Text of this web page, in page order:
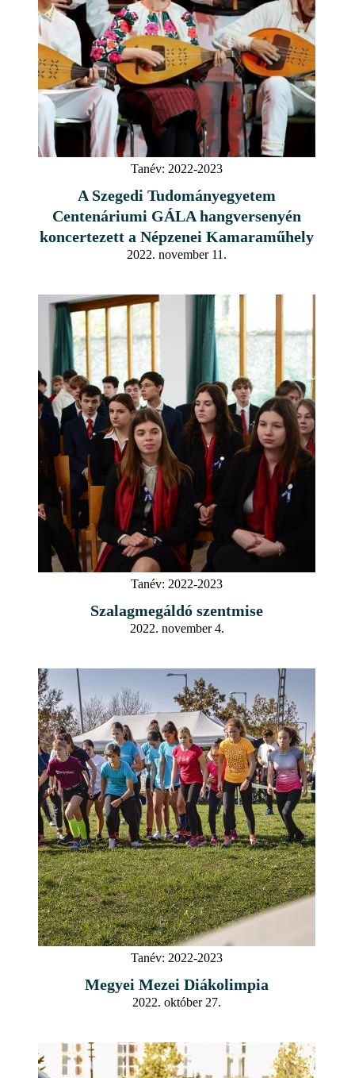
Tanév: 2022-2023
A Szegedi Tudományegyetem
Centenáriumi GÁLA hangversenyén
koncertezett a Népzenei Kamaraműhely
2022. november 11.
Tanév: 2022-2023
Szalagmegáldó szentmise
2022. november 4.
Tanév: 2022-2023
Megyei Mezei Diákolimpia
2022. október 27.